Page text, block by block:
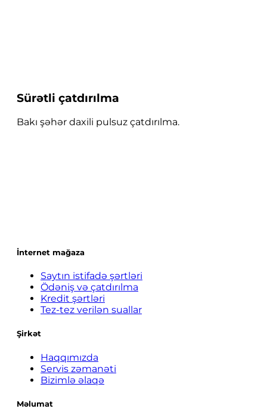
Sürətli çatdırılma
Bakı şəhər daxili pulsuz çatdırılma.
İnternet mağaza
Saytın istifadə şərtləri
Ödəniş və çatdırılma
Kredit şərtləri
Tez-tez verilən suallar
Şirkət
Haqqımızda
Servis zəmanəti
Bizimlə əlaqə
Məlumat